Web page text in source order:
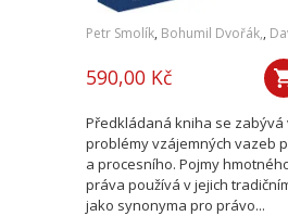
Petr Smolík, Bohumil Dvořák,,
590,00 Kč
Předkládaná kniha se zabývá
problémy vzájemných vazeb
a procesního. Pojmy
práva používá v jejich
jako synonyma pro právo...